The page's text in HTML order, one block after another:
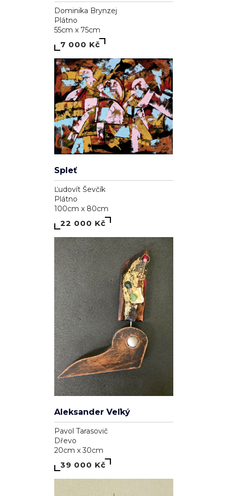
Dominika Brynzej
Plátno
55cm x 75cm
7 000 Kč
Spleť
Ľudovít Ševčík
Plátno
100cm x 80cm
22 000 Kč
Aleksander Veľký
Pavol Tarasovič
Dřevo
20cm x 30cm
39 000 Kč